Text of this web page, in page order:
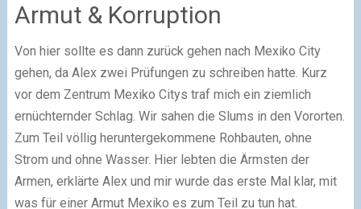
Armut & Korruption
Von hier sollte es dann zurück gehen nach Mexiko City
gehen, da Alex zwei Prüfungen zu schreiben hatte. Kurz
vor dem Zentrum Mexiko Citys traf mich ein ziemlich
ernüchternder Schlag. Wir sahen die Slums in den Vororten.
Zum Teil völlig heruntergekommene Rohbauten, ohne
Strom und ohne Wasser. Hier lebten die Ärmsten der
Armen, erklärte Alex und mir wurde das erste Mal klar, mit
was für einer Armut Mexiko es zum Teil zu tun hat.